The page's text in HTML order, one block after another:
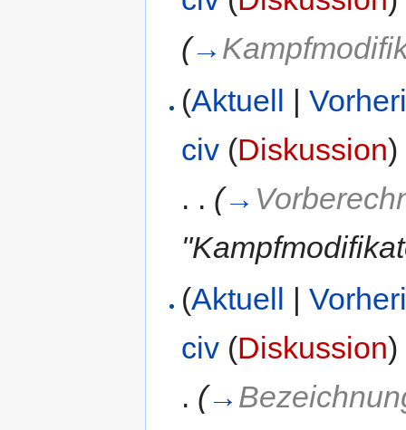
(→
(Aktuell |
civ (Diskussion)
. . (→
(Aktuell |
civ (Diskussion)
. (→